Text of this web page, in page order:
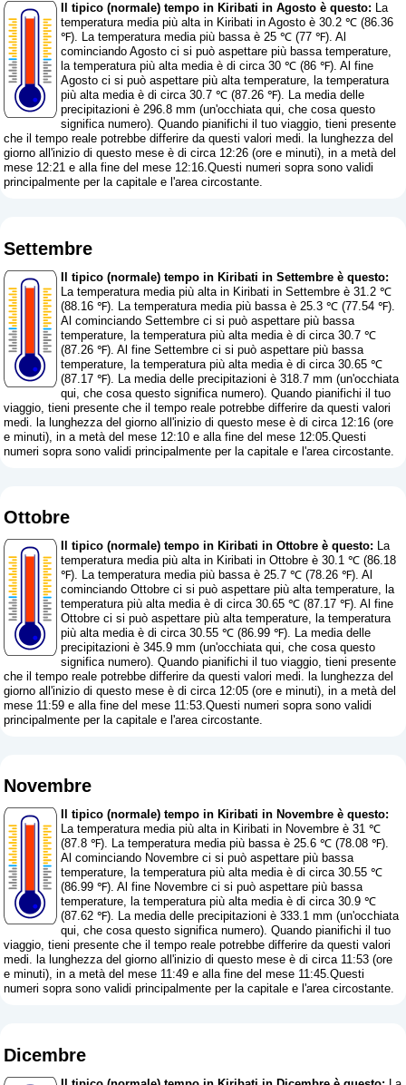
Il tipico (normale) tempo in Kiribati in Agosto è questo: La
temperatura media più alta in Kiribati in Agosto è 30.2 ℃ (86.36
℉). La temperatura media più bassa è 25 ℃ (77 ℉). Al
cominciando Agosto ci si può aspettare più bassa temperature,
la temperatura più alta media è di circa 30 ℃ (86 ℉). Al fine
Agosto ci si può aspettare più alta temperature, la temperatura
più alta media è di circa 30.7 ℃ (87.26 ℉). La media delle
precipitazioni è 296.8 mm (un'occhiata qui, che cosa questo
significa numero). Quando pianifichi il tuo viaggio, tieni presente
che il tempo reale potrebbe differire da questi valori medi. la lunghezza del
giorno all'inizio di questo mese è di circa 12:26 (ore e minuti), in a metà del
mese 12:21 e alla fine del mese 12:16.Questi numeri sopra sono validi
principalmente per la capitale e l'area circostante.
Settembre
Il tipico (normale) tempo in Kiribati in Settembre è questo:
La temperatura media più alta in Kiribati in Settembre è 31.2 ℃
(88.16 ℉). La temperatura media più bassa è 25.3 ℃ (77.54 ℉).
Al cominciando Settembre ci si può aspettare più bassa
temperature, la temperatura più alta media è di circa 30.7 ℃
(87.26 ℉). Al fine Settembre ci si può aspettare più bassa
temperature, la temperatura più alta media è di circa 30.65 ℃
(87.17 ℉). La media delle precipitazioni è 318.7 mm (un'occhiata
qui, che cosa questo significa numero). Quando pianifichi il tuo
viaggio, tieni presente che il tempo reale potrebbe differire da questi valori
medi. la lunghezza del giorno all'inizio di questo mese è di circa 12:16 (ore
e minuti), in a metà del mese 12:10 e alla fine del mese 12:05.Questi
numeri sopra sono validi principalmente per la capitale e l'area circostante.
Ottobre
Il tipico (normale) tempo in Kiribati in Ottobre è questo: La
temperatura media più alta in Kiribati in Ottobre è 30.1 ℃ (86.18
℉). La temperatura media più bassa è 25.7 ℃ (78.26 ℉). Al
cominciando Ottobre ci si può aspettare più alta temperature, la
temperatura più alta media è di circa 30.65 ℃ (87.17 ℉). Al fine
Ottobre ci si può aspettare più alta temperature, la temperatura
più alta media è di circa 30.55 ℃ (86.99 ℉). La media delle
precipitazioni è 345.9 mm (un'occhiata qui, che cosa questo
significa numero). Quando pianifichi il tuo viaggio, tieni presente
che il tempo reale potrebbe differire da questi valori medi. la lunghezza del
giorno all'inizio di questo mese è di circa 12:05 (ore e minuti), in a metà del
mese 11:59 e alla fine del mese 11:53.Questi numeri sopra sono validi
principalmente per la capitale e l'area circostante.
Novembre
Il tipico (normale) tempo in Kiribati in Novembre è questo:
La temperatura media più alta in Kiribati in Novembre è 31 ℃
(87.8 ℉). La temperatura media più bassa è 25.6 ℃ (78.08 ℉).
Al cominciando Novembre ci si può aspettare più bassa
temperature, la temperatura più alta media è di circa 30.55 ℃
(86.99 ℉). Al fine Novembre ci si può aspettare più bassa
temperature, la temperatura più alta media è di circa 30.9 ℃
(87.62 ℉). La media delle precipitazioni è 333.1 mm (un'occhiata
qui, che cosa questo significa numero). Quando pianifichi il tuo
viaggio, tieni presente che il tempo reale potrebbe differire da questi valori
medi. la lunghezza del giorno all'inizio di questo mese è di circa 11:53 (ore
e minuti), in a metà del mese 11:49 e alla fine del mese 11:45.Questi
numeri sopra sono validi principalmente per la capitale e l'area circostante.
Dicembre